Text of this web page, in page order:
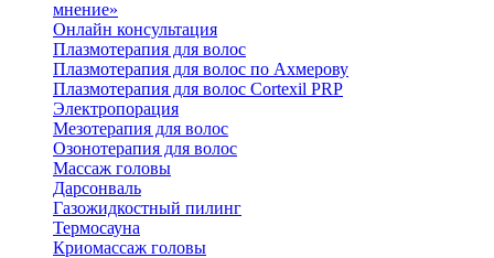
мнение»
Онлайн консультация
Плазмотерапия для волос
Плазмотерапия для волос по Ахмерову
Плазмотерапия для волос Cortexil PRP
Электропорация
Мезотерапия для волос
Озонотерапия для волос
Массаж головы
Дарсонваль
Газожидкостный пилинг
Термосауна
Криомассаж головы